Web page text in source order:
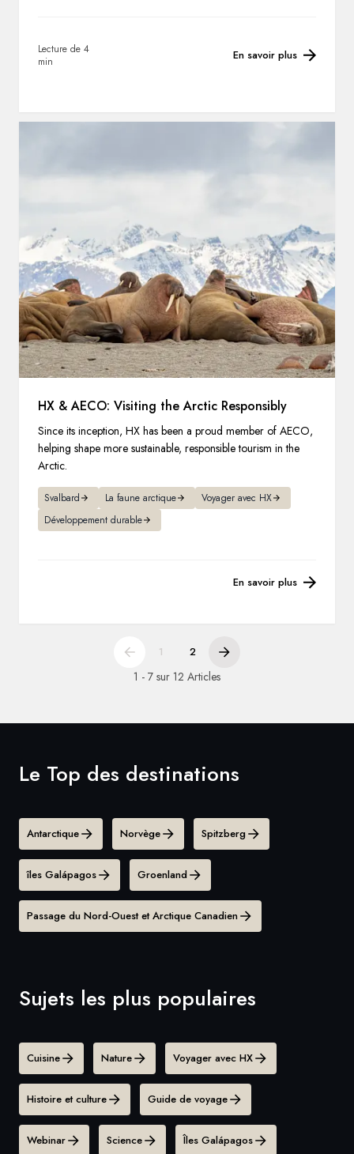
Lecture de 4
min
En savoir plus
HX & AECO: Visiting the Arctic Responsibly
Since its inception, HX has been a proud member of AECO,
helping shape more sustainable, responsible tourism in the
Arctic.
Svalbard La faune arctique
Voyager avec HX
Développement durable
En savoir plus
1 2
1 - 7 sur 12 Articles
Le Top des destinations
Antarctique Norvège Spitzberg
îles Galápagos Groenland
Passage du Nord-Ouest et Arctique Canadien
Sujets les plus populaires
Cuisine Nature Voyager avec HX
Histoire et culture Guide de voyage
Webinar Science Îles Galápagos